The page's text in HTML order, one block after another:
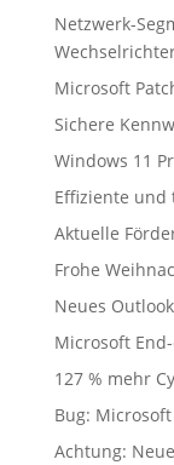
Netzwerk-
Microsoft
Sichere
Windows 11
Effiziente und
Aktuelle
Frohe
Neues
Microsoft
127 % mehr
Bug:
Achtung: